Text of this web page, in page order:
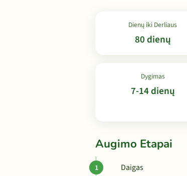
Dienų iki Derliaus
80 dienų
Dygimas
7-14 dienų
Augimo Etapai
Daigas